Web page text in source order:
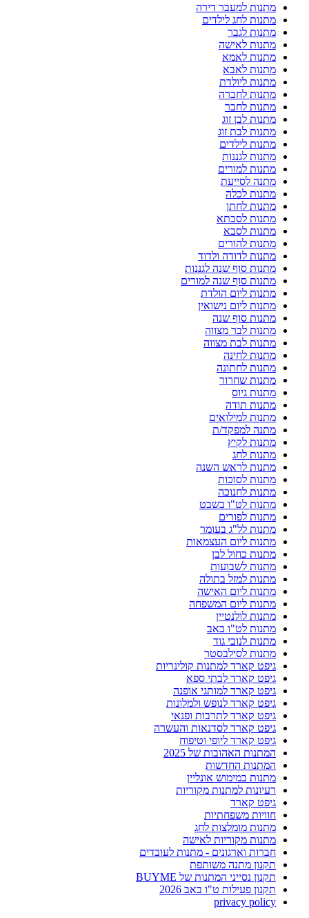
מתנות למעבר דירה
מתנות לחג לילדים
מתנות לגבר
מתנות לאישה
מתנות לאמא
מתנות לאבא
מתנות ליולדת
מתנות לחברה
מתנות לחבר
מתנות לבן זוג
מתנות לבת זוג
מתנות לילדים
מתנות לגננות
מתנות למורים
מתנה לסייעת
מתנות לכלה
מתנות לחתן
מתנות לסבתא
מתנות לסבא
מתנות להורים
מתנות לדודה ולדוד
מתנות סוף שנה לגננות
מתנות סוף שנה למורים
מתנות ליום הולדת
מתנות ליום נישואין
מתנות סוף שנה
מתנות לבר מצווה
מתנות לבת מצווה
מתנות לחינה
מתנות לחתונה
מתנות שחרור
מתנות גיוס
מתנות תודה
מתנות למילואים
מתנה למפקד/ת
מתנות לקיץ
מתנות לחג
מתנות לראש השנה
מתנות לסוכות
מתנות לחנוכה
מתנות לט"ו בשבט
מתנות לפורים
מתנות לל"ג בעומר
מתנות ליום העצמאות
מתנות כחול לבן
מתנות לשבועות
מתנות למזל בתולה
מתנות ליום האישה
מתנות ליום המשפחה
מתנות לולנטיין
מתנות לט"ו באב
מתנות לנובי גוד
מתנות לסילבסטר
גיפט קארד למתנות קולינריות
גיפט קארד לבתי ספא
גיפט קארד למותגי אופנה
גיפט קארד לנופש ולמלונות
גיפט קארד לתרבות ופנאי
גיפט קארד לסדנאות והעשרה
גיפט קארד ליופי וטיפוח
המתנות האהובות של 2025
המתנות החדשות
מתנות במימוש אונליין
רעיונות למתנות מקוריות
גיפט קארד
חוויות משפחתיות
מתנות מומלצות לחג
מתנות מקוריות לאישה
חברות וארגונים - מתנות לעובדים
תקנון מתנה משותפת
תקנון נסייני המתנות של BUYME
תקנון פעילות ט"ו באב 2026
privacy policy